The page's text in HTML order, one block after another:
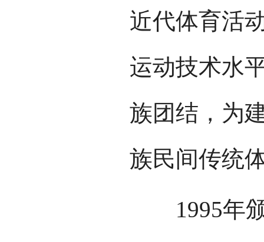
近代体育活
运动技术水
族团结，为
族民间传统
1995年颁